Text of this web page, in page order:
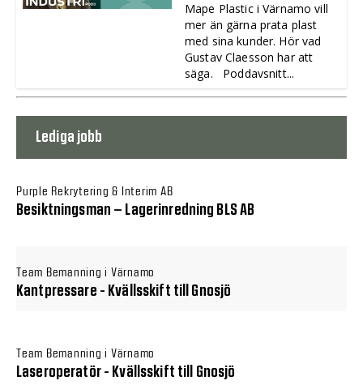
Mape Plastic i Värnamo vill
mer än gärna prata plast
med sina kunder. Hör vad
Gustav Claesson har att
säga. Poddavsnitt...
Lediga jobb
Purple Rekrytering & Interim AB
Besiktningsman – Lagerinredning BLS AB
Team Bemanning i Värnamo
Kantpressare - Kvällsskift till Gnosjö
Team Bemanning i Värnamo
Laseroperatör - Kvällsskift till Gnosjö